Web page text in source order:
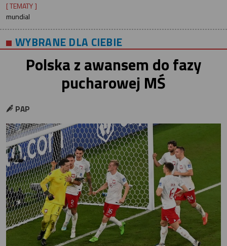
[ TEMATY ]
mundial
WYBRANE DLA CIEBIE
Polska z awansem do fazy
pucharowej MŚ
PAP